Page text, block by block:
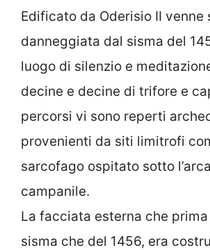
Edificato da Oderisio II venne
danneggiata dal sisma del
luogo di silenzio e
decine e decine di trifore e
percorsi vi sono reperti
provenienti da siti limitrofi
sarcofago ospitato sotto
campanile.
La facciata esterna che
sisma che del 1456, era